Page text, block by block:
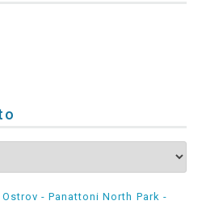
- Panattoni North Park -